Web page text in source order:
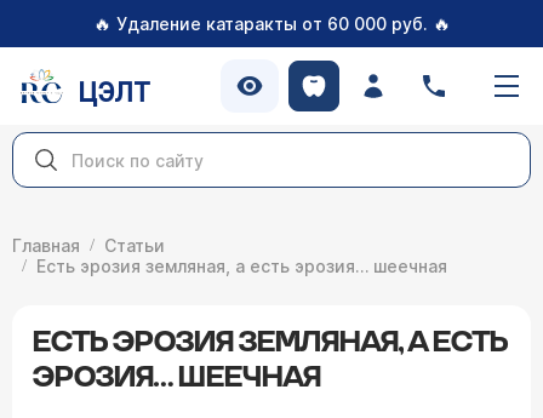
🔥 Удаление катаракты от 60 000 руб. 🔥
ЦЭЛТ
Главная
Статьи
Есть эрозия земляная, а есть эрозия… шеечная
ЕСТЬ ЭРОЗИЯ ЗЕМЛЯНАЯ, А ЕСТЬ
ЭРОЗИЯ… ШЕЕЧНАЯ